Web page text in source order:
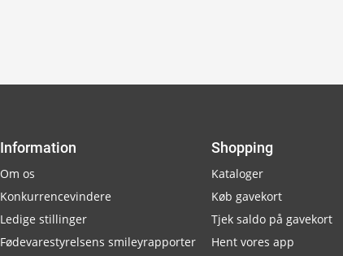
Information
Om os
Konkurrencevindere
Ledige stillinger
Fødevarestyrelsens smileyrapporter
Shopping
Kataloger
Køb gavekort
Tjek saldo på gavekort
Hent vores app